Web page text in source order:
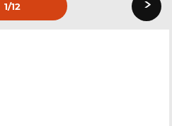
1/12